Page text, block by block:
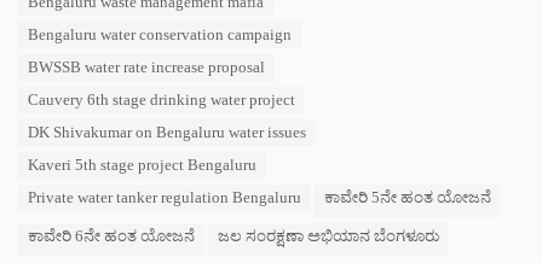
Bengaluru water conservation campaign
BWSSB water rate increase proposal
Cauvery 6th stage drinking water project
DK Shivakumar on Bengaluru water issues
Kaveri 5th stage project Bengaluru
Private water tanker regulation Bengaluru
ಕಾವೇರಿ 5ನೇ ಹಂತ ಯೋಜನೆ
ಕಾವೇರಿ 6ನೇ ಹಂತ ಯೋಜನೆ ಜಲ ಸಂರಕ್ಷಣಾ ಅಭಿಯಾನ ಬೆಂಗಳೂರು